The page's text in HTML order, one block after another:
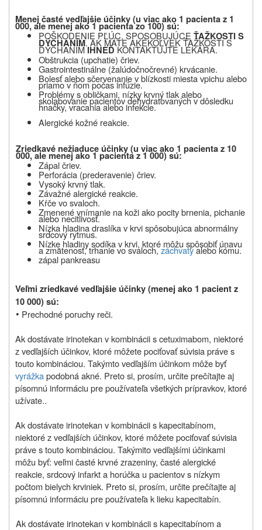
Menej časté vedľajšie účinky (u viac ako 1 pacienta z 1
000, ale menej ako 1 pacienta zo 100) sú:
POŠKODENIE PĽÚC, SPOSOBUJÚCE ŤAŽKOSTI S
DÝCHANÍM. AK MÁTE AKÉKOĽVEK ŤAŽKOSTI S
DÝCHANÍM IHNEĎ KONTAKTUJTE LEKÁRA.
Obštrukcia (upchatie) čriev.
Gastrointestinálne (žalúdočnočrevné) krvácanie.
Bolesť alebo sčervenanie v blízkosti miesta vpichu alebo
priamo v ňom počas infúzie.
Problémy s obličkami, nízky krvný tlak alebo
skolabovanie pacientov dehydratovaných v dôsledku
hnačky, vracania alebo infekcie.
Alergické kožné reakcie.
Zriedkavé nežiaduce účinky (u viac ako 1 pacienta z 10
000, ale menej ako 1 pacienta z 1 000) sú:
Zápal čriev.
Perforácia (prederavenie) čriev.
Vysoký krvný tlak.
Závažné alergické reakcie.
Kŕče vo svaloch.
Zmenené vnímanie na koži ako pocity brnenia, pichanie
alebo necitlivosť.
Nízka hladina draslíka v krvi spôsobujúca abnormálny
srdcový rytmus.
Nízke hladiny sodíka v krvi, ktoré môžu spôsobiť únavu
a zmätenosť,trhanievo svaloch,záchvatyalebo kómu.
zápal pankreasu
Veľmi zriedkavé vedľajšie účinky (menej ako 1 pacient z
10 000) sú:
• Prechodné poruchy reči.
Ak dostávate irinotekan v kombinácii s cetuximabom, niektoré
z vedľajších účinkov, ktoré môžete pociťovať súvisia práve s
touto kombináciou. Takýmto vedľajším účinkom môže byť
vyrážkapodobná akné. Preto si, prosím, určite prečítajte aj
písomnú informáciu pre používateľa všetkých prípravkov, ktoré
užívate..
Ak dostávate irinotekan v kombinácii s kapecitabínom,
niektoré z vedľajších účinkov, ktoré môžete pociťovať súvisia
práve s touto kombináciou. Takýmito vedľajšími účinkami
môžu byť: veľmi časté krvné zrazeniny, časté alergické
reakcie, srdcový infarkt a horúčka u pacientov s nízkym
počtom bielych krviniek. Preto si, prosím, určite prečítajte aj
písomnú informáciu pre používateľa k lieku kapecitabín.
Ak dostávate irinotekan v kombinácii s kapecitabínom a